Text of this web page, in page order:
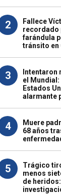
2
Fallece
recordado
farándula
tránsito en
3
Intentaron
el
Estados
alarmante
4
Muere
68 años
5
Trágico
menos
de